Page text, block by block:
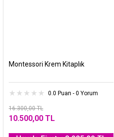
Montessori Krem Kitaplık
0.0 Puan - 0 Yorum
16.300,00 TL
10.500,00 TL